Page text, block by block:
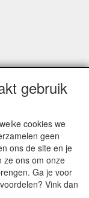
gebruik
cookies we
geen
ons de site en je
ze ons om onze
Ga je voor
Vink dan